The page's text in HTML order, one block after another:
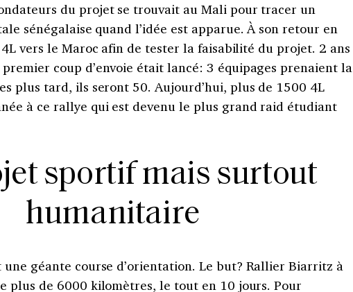
du projet se trouvait au Mali pour tracer un
sénégalaise quand l’idée est apparue. À son retour en
vers le Maroc afin de tester la faisabilité du projet. 2 ans
coup d’envoie était lancé: 3 équipages prenaient la
plus tard, ils seront 50. Aujourd’hui, plus de 1500 4L
à ce rallye qui est devenu le plus grand raid étudiant
sportif mais surtout
humanitaire
une géante course d’orientation. Le but? Rallier Biarritz à
plus de 6000 kilomètres, le tout en 10 jours. Pour